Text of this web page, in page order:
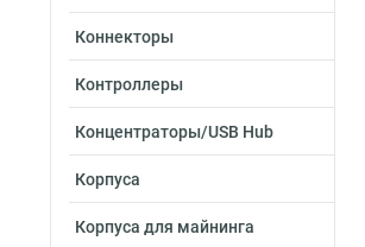
Коннекторы
Контроллеры
Концентраторы/USB Hub
Корпуса
Корпуса для майнинга